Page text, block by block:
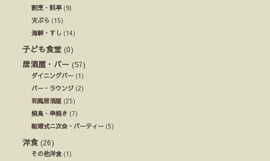
割烹・料亭(9)
天ぷら (15)
海鮮・すし (14)
子ども食堂 (0)
居酒屋・バー (57)
ダイニングバー (1)
バー・ラウンジ (2)
和風居酒屋 (25)
焼鳥・串焼き (7)
結婚式ニ次会・パーティー (5)
洋食 (26)
その他洋食(1)